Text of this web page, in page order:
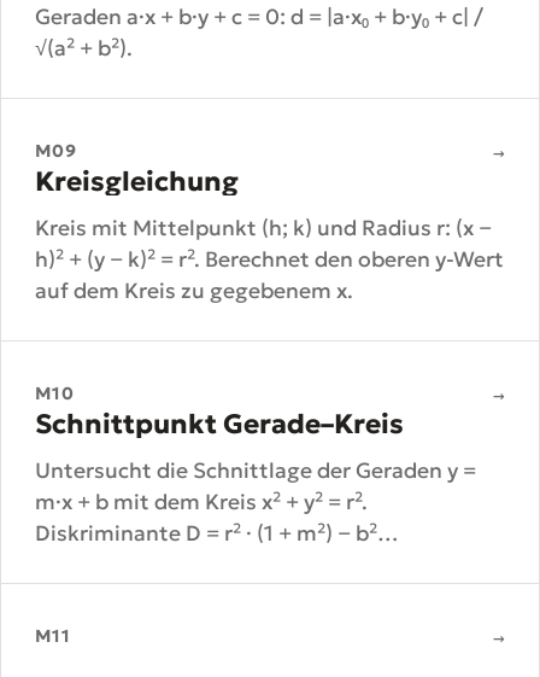
Geraden a·x + b·y + c = 0: d = |a·x₀ + b·y₀ + c| /
√(a² + b²).
M09 →
Kreisgleichung
Kreis mit Mittelpunkt (h; k) und Radius r: (x −
h)² + (y − k)² = r². Berechnet den oberen y-Wert
auf dem Kreis zu gegebenem x.
M10 →
Schnittpunkt Gerade–Kreis
Untersucht die Schnittlage der Geraden y =
m·x + b mit dem Kreis x² + y² = r².
Diskriminante D = r² · (1 + m²) − b²
M11 →